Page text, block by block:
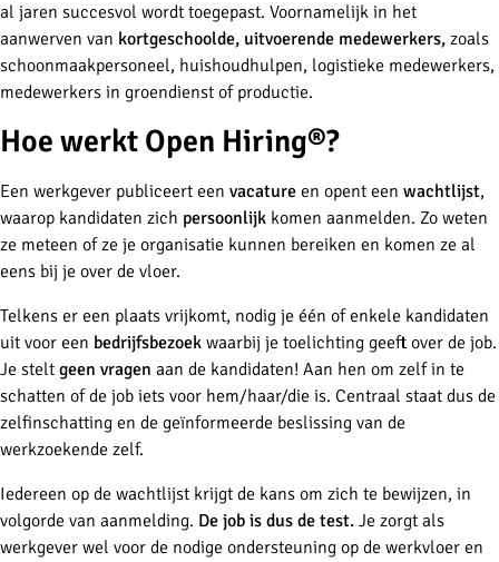
al jaren succesvol wordt toegepast. Voornamelijk in het
aanwerven van kortgeschoolde, uitvoerende medewerkers, zoals
schoonmaakpersoneel, huishoudhulpen, logistieke medewerkers,
medewerkers in groendienst of productie.
Hoe werkt Open Hiring®?
Een werkgever publiceert een vacature en opent een wachtlijst,
waarop kandidaten zich persoonlijk komen aanmelden. Zo weten
ze meteen of ze je organisatie kunnen bereiken en komen ze al
eens bij je over de vloer.
Telkens er een plaats vrijkomt, nodig je één of enkele kandidaten
uit voor een bedrijfsbezoek waarbij je toelichting geeft over de job.
Je stelt geen vragen aan de kandidaten! Aan hen om zelf in te
schatten of de job iets voor hem/haar/die is. Centraal staat dus de
zelfinschatting en de geïnformeerde beslissing van de
werkzoekende zelf.
Iedereen op de wachtlijst krijgt de kans om zich te bewijzen, in
volgorde van aanmelding. De job is dus de test. Je zorgt als
werkgever wel voor de nodige ondersteuning op de werkvloer en